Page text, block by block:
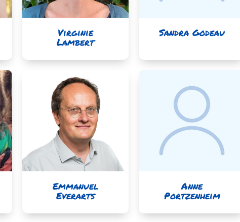
Virginie
Lambert
Sandra Godeau
Emmanuel
Everarts
Anne
Portzenheim